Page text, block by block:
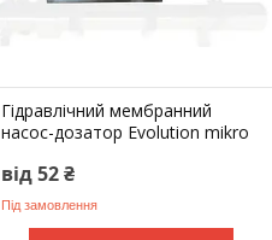
Гідравлічний мембранний
насос-дозатор Evolution mikro
від 52 ₴
Під замовлення